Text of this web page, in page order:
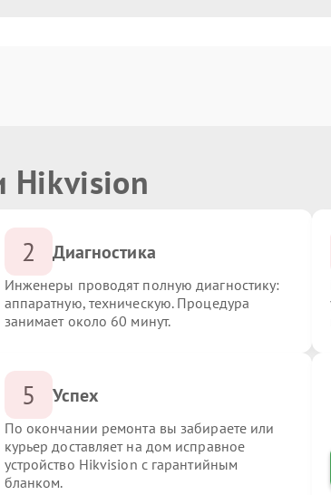
Hikvision
2 Диагностика
Инженеры проводят полную диагностику:
аппаратную, техническую. Процедура
занимает около 60 минут.
5 Успех
По окончании ремонта вы забираете или
курьер доставляет на дом исправное
устройство Hikvision с гарантийным
бланком.